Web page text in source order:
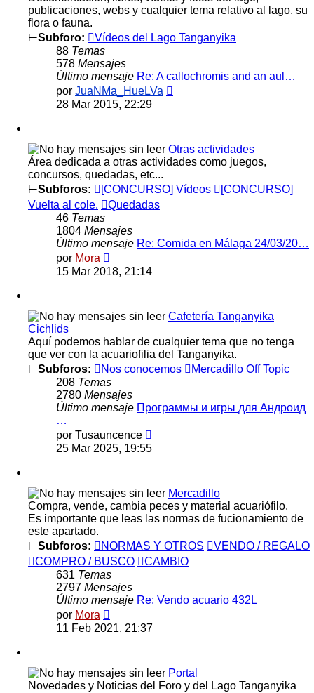
publicaciones, webs y cualquier tema relativo al lago, su
flora o fauna.
⊢Subforo:
Vídeos del Lago Tanganyika
88 Temas
578 Mensajes
Último mensaje Re: A callochromis and an aul…
por JuaNMa_HueLVa
28 Mar 2015, 22:29
Otras actividades
Área dedicada a otras actividades como juegos,
concursos, quedadas, etc...
⊢Subforos: [CONCURSO] Vídeos
[CONCURSO]
Vuelta al cole.
Quedadas
46 Temas
1804 Mensajes
Último mensaje Re: Comida en Málaga 24/03/20…
por Mora
último
mensaje
15 Mar 2018, 21:14
Cafetería Tanganyika
Cichlids
Aquí podemos hablar de cualquier tema que no tenga
que ver con la acuariofilia del Tanganyika.
⊢Subforos: Nos conocemos
Mercadillo Off Topic
208 Temas
2780 Mensajes
Último mensaje Программы и игры для Андроид
…
por Tusauncence
25 Mar 2025, 19:55
Mercadillo
Compra, vende, cambia peces y material acuariófilo.
Es importante que leas las normas de fucionamiento de
este apartado.
⊢Subforos: NORMAS Y OTROS
VENDO / REGALO
COMPRO / BUSCO
CAMBIO
631 Temas
2797 Mensajes
Último mensaje Re: Vendo acuario 432L
por Mora
último
mensaje
11 Feb 2021, 21:37
Portal
Novedades y Noticias del Foro y del Lago Tanganyika